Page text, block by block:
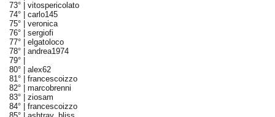
73° | vitospericolato
74° | carlo145
75° | veronica
76° | sergiofi
77° | elgatoloco
78° | andrea1974
79° |
80° | alex62
81° | francescoizzo
82° | marcobrenni
83° | ziosam
84° | francescoizzo